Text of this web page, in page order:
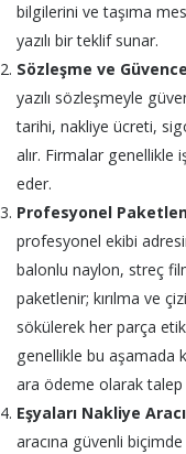
bilgilerini ve taşıma
yazılı bir teklif sunar.
Sözleşme ve
yazılı sözleşmeyle
tarihi, nakliye ücreti,
alır. Firmalar genellikle
eder.
Profesyonel
profesyonel ekibi
balonlu naylon, streç
paketlenir; kırılma ve
sökülerek her parça
genellikle bu aşamada
ara ödeme olarak talep
Eşyaları Nakliye
aracına güvenli